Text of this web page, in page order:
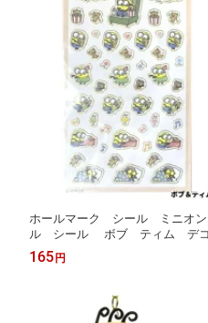
ホールマーク シール ミニオ
ル シール ボブ ティム デコ
シール 260
165 円